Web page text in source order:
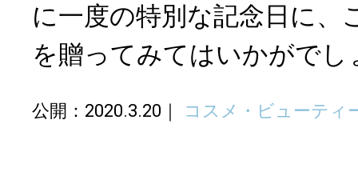
に一度の特別な記念日に、
を贈ってみてはいかがでし
公開：2020.3.20 コスメ・ビューティ